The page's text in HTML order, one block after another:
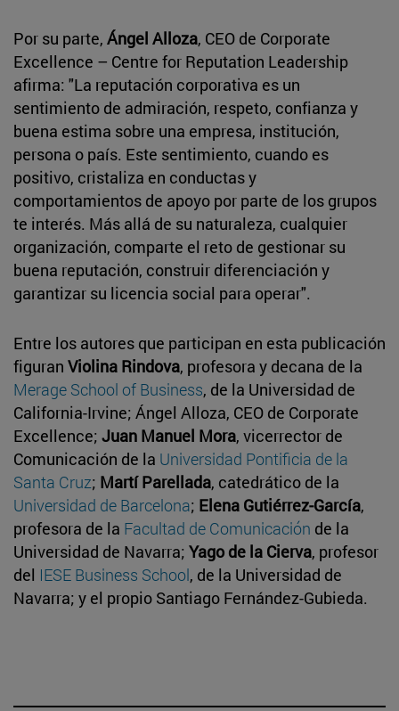
Por su parte, Ángel Alloza, CEO de Corporate
Excellence – Centre for Reputation Leadership
afirma: "La reputación corporativa es un
sentimiento de admiración, respeto, confianza y
buena estima sobre una empresa, institución,
persona o país. Este sentimiento, cuando es
positivo, cristaliza en conductas y
comportamientos de apoyo por parte de los grupos
te interés. Más allá de su naturaleza, cualquier
organización, comparte el reto de gestionar su
buena reputación, construir diferenciación y
garantizar su licencia social para operar".
Entre los autores que participan en esta publicación
figuran Violina Rindova, profesora y decana de la
Merage School of Business, de la Universidad de
California-Irvine; Ángel Alloza, CEO de Corporate
Excellence; Juan Manuel Mora, vicerrector de
Comunicación de la Universidad Pontificia de la
Santa Cruz; Martí Parellada, catedrático de la
Universidad de Barcelona; Elena Gutiérrez-García,
profesora de la Facultad de Comunicación de la
Universidad de Navarra; Yago de la Cierva, profesor
del IESE Business School, de la Universidad de
Navarra; y el propio Santiago Fernández-Gubieda.